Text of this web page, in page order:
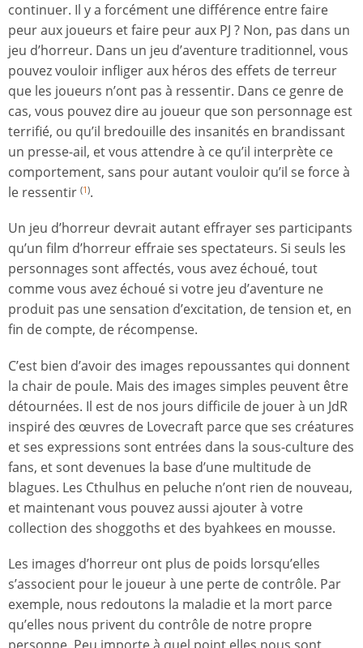
continuer. Il y a forcément une différence entre faire
peur aux joueurs et faire peur aux PJ ? Non, pas dans un
jeu d’horreur. Dans un jeu d’aventure traditionnel, vous
pouvez vouloir infliger aux héros des effets de terreur
que les joueurs n’ont pas à ressentir. Dans ce genre de
cas, vous pouvez dire au joueur que son personnage est
terrifié, ou qu’il bredouille des insanités en brandissant
un presse-ail, et vous attendre à ce qu’il interprète ce
comportement, sans pour autant vouloir qu’il se force à
le ressentir (1).
Un jeu d’horreur devrait autant effrayer ses participants
qu’un film d’horreur effraie ses spectateurs. Si seuls les
personnages sont affectés, vous avez échoué, tout
comme vous avez échoué si votre jeu d’aventure ne
produit pas une sensation d’excitation, de tension et, en
fin de compte, de récompense.
C’est bien d’avoir des images repoussantes qui donnent
la chair de poule. Mais des images simples peuvent être
détournées. Il est de nos jours difficile de jouer à un JdR
inspiré des œuvres de Lovecraft parce que ses créatures
et ses expressions sont entrées dans la sous-culture des
fans, et sont devenues la base d’une multitude de
blagues. Les Cthulhus en peluche n’ont rien de nouveau,
et maintenant vous pouvez aussi ajouter à votre
collection des shoggoths et des byahkees en mousse.
Les images d’horreur ont plus de poids lorsqu’elles
s’associent pour le joueur à une perte de contrôle. Par
exemple, nous redoutons la maladie et la mort parce
qu’elles nous privent du contrôle de notre propre